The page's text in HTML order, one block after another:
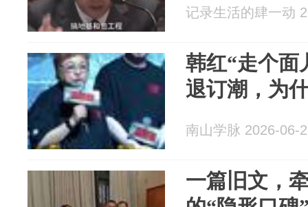
记录生活的肆一动
韩红“走个面
退订潮，为
南山学脉 2026-06-
一篇旧文，